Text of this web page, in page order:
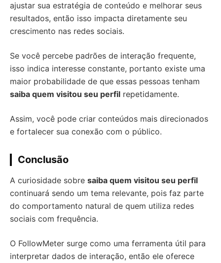
ajustar sua estratégia de conteúdo e melhorar seus
resultados, então isso impacta diretamente seu
crescimento nas redes sociais.
Se você percebe padrões de interação frequente,
isso indica interesse constante, portanto existe uma
maior probabilidade de que essas pessoas tenham
saiba quem visitou seu perfil repetidamente.
Assim, você pode criar conteúdos mais direcionados
e fortalecer sua conexão com o público.
Conclusão
A curiosidade sobre saiba quem visitou seu perfil
continuará sendo um tema relevante, pois faz parte
do comportamento natural de quem utiliza redes
sociais com frequência.
O FollowMeter surge como uma ferramenta útil para
interpretar dados de interação, então ele oferece